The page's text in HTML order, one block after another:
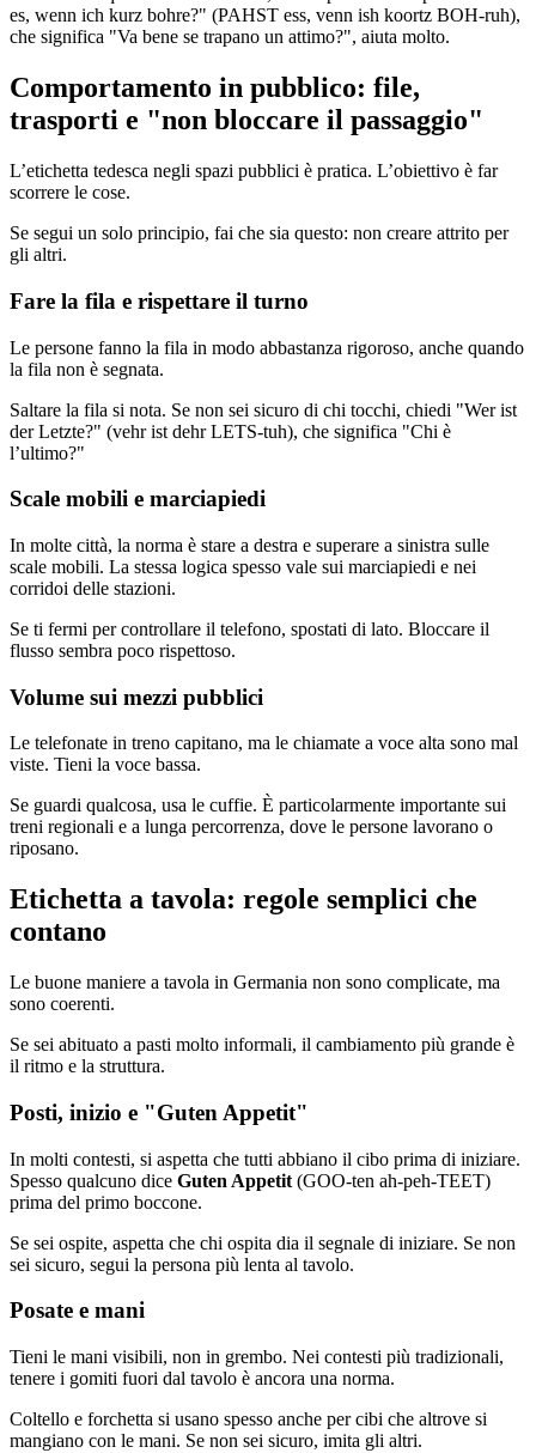
es, wenn ich kurz bohre?" (PAHST ess, venn ish koortz BOH-ruh),
che significa "Va bene se trapano un attimo?", aiuta molto.
Comportamento in pubblico: file,
trasporti e "non bloccare il passaggio"
L’etichetta tedesca negli spazi pubblici è pratica. L’obiettivo è far
scorrere le cose.
Se segui un solo principio, fai che sia questo: non creare attrito per
gli altri.
Fare la fila e rispettare il turno
Le persone fanno la fila in modo abbastanza rigoroso, anche quando
la fila non è segnata.
Saltare la fila si nota. Se non sei sicuro di chi tocchi, chiedi "Wer ist
der Letzte?" (vehr ist dehr LETS-tuh), che significa "Chi è
l’ultimo?"
Scale mobili e marciapiedi
In molte città, la norma è stare a destra e superare a sinistra sulle
scale mobili. La stessa logica spesso vale sui marciapiedi e nei
corridoi delle stazioni.
Se ti fermi per controllare il telefono, spostati di lato. Bloccare il
flusso sembra poco rispettoso.
Volume sui mezzi pubblici
Le telefonate in treno capitano, ma le chiamate a voce alta sono mal
viste. Tieni la voce bassa.
Se guardi qualcosa, usa le cuffie. È particolarmente importante sui
treni regionali e a lunga percorrenza, dove le persone lavorano o
riposano.
Etichetta a tavola: regole semplici che
contano
Le buone maniere a tavola in Germania non sono complicate, ma
sono coerenti.
Se sei abituato a pasti molto informali, il cambiamento più grande è
il ritmo e la struttura.
Posti, inizio e "Guten Appetit"
In molti contesti, si aspetta che tutti abbiano il cibo prima di iniziare.
Spesso qualcuno dice Guten Appetit (GOO-ten ah-peh-TEET)
prima del primo boccone.
Se sei ospite, aspetta che chi ospita dia il segnale di iniziare. Se non
sei sicuro, segui la persona più lenta al tavolo.
Posate e mani
Tieni le mani visibili, non in grembo. Nei contesti più tradizionali,
tenere i gomiti fuori dal tavolo è ancora una norma.
Coltello e forchetta si usano spesso anche per cibi che altrove si
mangiano con le mani. Se non sei sicuro, imita gli altri.